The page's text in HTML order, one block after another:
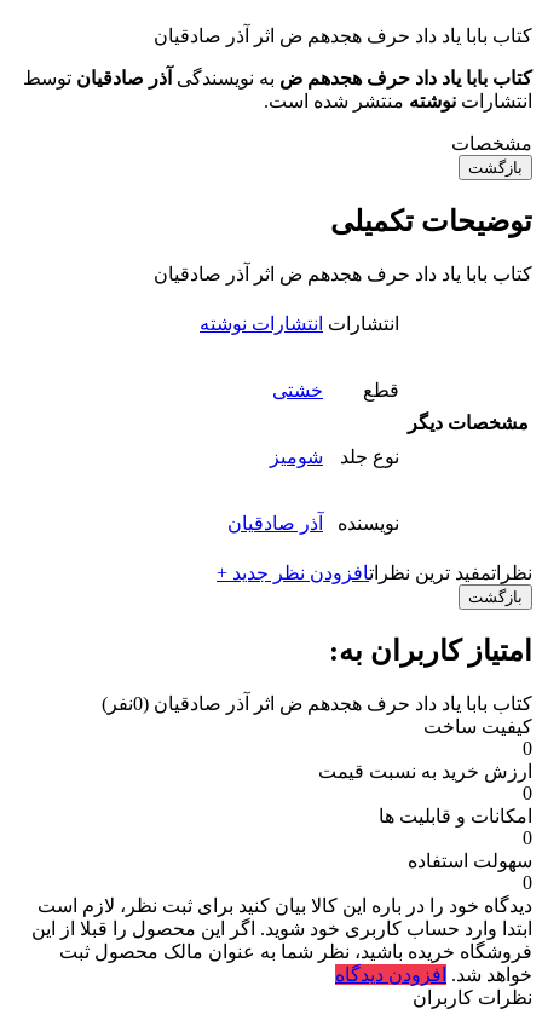
کتاب بابا یاد داد حرف هجدهم ض اثر آذر صادقیان
کتاب بابا یاد داد حرف هجدهم ض به نویسندگی آذر صادقیان توسط
انتشارات نوشته منتشر شده است.
مشخصات
بازگشت
توضیحات تکمیلی
کتاب بابا یاد داد حرف هجدهم ض اثر آذر صادقیان
مشخصات دیگر
انتشارات انتشارات نوشته
قطع خشتی
نوع جلد شومیز
نویسنده آذر صادقیان
نظراتمفید ترین نظراتافزودن نظر جدید +
بازگشت
امتیاز کاربران به:
کتاب بابا یاد داد حرف هجدهم ض اثر آذر صادقیان (0نفر)
کیفیت ساخت
0
ارزش خرید به نسبت قیمت
0
امکانات و قابلیت ها
0
سهولت استفاده
0
دیدگاه خود را در باره این کالا بیان کنید برای ثبت نظر، لازم است
ابتدا وارد حساب کاربری خود شوید. اگر این محصول را قبلا از این
فروشگاه خریده باشید، نظر شما به عنوان مالک محصول ثبت
خواهد شد. افزودن دیدگاه
نظرات کاربران